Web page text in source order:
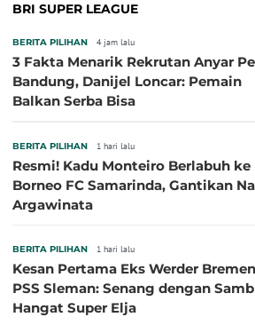
BRI SUPER LEAGUE
BERITA PILIHAN 4 jam lalu
3 Fakta Menarik Rekrutan Anyar
Bandung, Danijel Loncar: Pemain
Balkan Serba Bisa
BERITA PILIHAN 1 hari lalu
Resmi! Kadu Monteiro Berlabuh ke
Borneo FC Samarinda, Gantikan
Argawinata
BERITA PILIHAN 1 hari lalu
Kesan Pertama Eks Werder
PSS Sleman: Senang dengan
Hangat Super Elja